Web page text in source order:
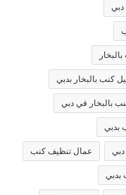
كنب بالبخار بدبي
بالبخار في دبي
بدبي
عمال تنظيف كنب
بدبي